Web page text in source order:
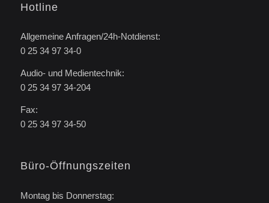
Hotline
Allgemeine Anfragen/24h-Notdienst:
0 25 34 97 34-0
Audio- und Medientechnik:
0 25 34 97 34-204
Fax:
0 25 34 97 34-50
Büro-Öffnungszeiten
Montag bis Donnerstag: